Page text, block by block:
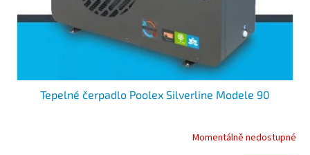
Tepelné čerpadlo Poolex Silverline Modele 90
Momentálně nedostupné